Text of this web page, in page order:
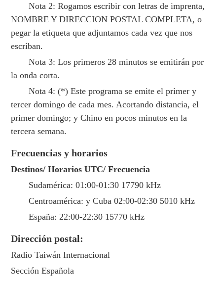
Nota 2: Rogamos escribir con letras de imprenta,
NOMBRE Y DIRECCION POSTAL COMPLETA, o
pegar la etiqueta que adjuntamos cada vez que nos
escriban.
Nota 3: Los primeros 28 minutos se emitirán por
la onda corta.
Nota 4: (*) Este programa se emite el primer y
tercer domingo de cada mes. Acortando distancia, el
primer domingo; y Chino en pocos minutos en la
tercera semana.
Frecuencias y horarios
Destinos/ Horarios UTC/ Frecuencia
Sudamérica: 01:00-01:30 17790 kHz
Centroamérica: y Cuba 02:00-02:30 5010 kHz
España: 22:00-22:30 15770 kHz
Dirección postal:
Radio Taiwán Internacional
Sección Española